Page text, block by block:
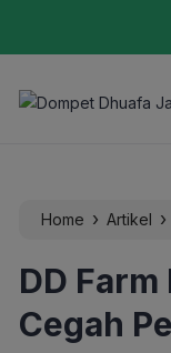
Home › Artikel ›
DD
Cegah